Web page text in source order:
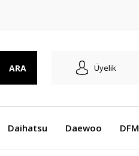
ARA Üyelik
Daihatsu Daewoo DFM